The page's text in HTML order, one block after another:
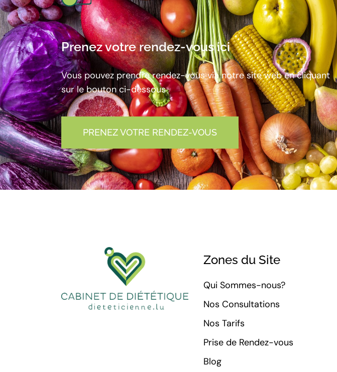
Prenez votre rendez-vous ici
Vous pouvez prendre rendez-vous via notre site web en cliquant
sur le bouton ci-dessous
PRENEZ VOTRE RENDEZ-VOUS
Zones du Site
Qui Sommes-nous?
Nos Consultations
Nos Tarifs
Prise de Rendez-vous
Blog